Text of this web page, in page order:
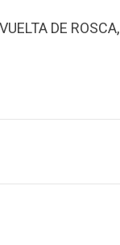
DE ROSCA,